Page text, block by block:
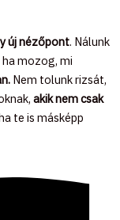
új nézőpont. Nálunk
ha mozog, mi
Nem tolunk rizsát,
akik nem csak
te is másképp